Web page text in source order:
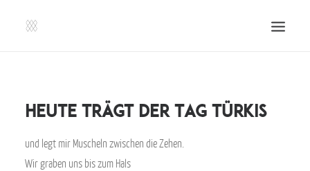
EINSENDEN!
VERANSTALTUNGEN
Heute trägt der Tag Türkis
und legt mir Muscheln zwischen die Zehen.
Wir graben uns bis zum Hals